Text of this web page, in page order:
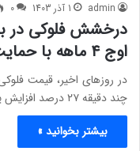
admin 1 آذر 1403 0
درخشش فلوکی در
اوج ۴ ماهه با حمایت کوین‌بیس!
چند دقیقه ۲۷ درصد افزایش یافت و…
بیشتر بخوانید »